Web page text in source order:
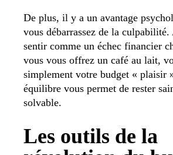
De plus, il y a un avantage
vous débarrassez de la
sentir comme un échec financier
vous vous offrez un café au lait,
simplement votre budget « plaisir
équilibre vous permet de rester
solvable.
Les outils de la